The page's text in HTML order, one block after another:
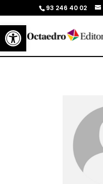
Abrir barra de herramientas
93 246 40 02